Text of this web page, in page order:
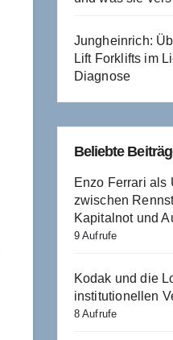
Jungheinrich:
Lift Forklifts im
Diagnose
Beliebte
Enzo Ferrari als
zwischen
Kapitalnot und
9 Aufrufe
Kodak und die
institutionellen
8 Aufrufe